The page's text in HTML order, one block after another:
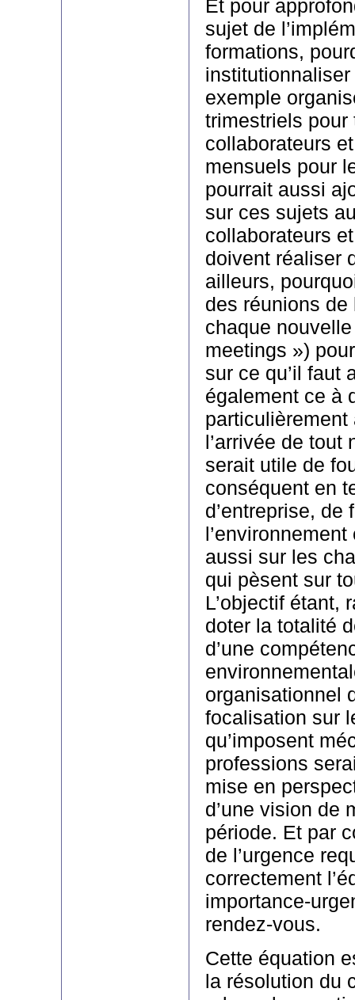
Et pour
sujet de
formations,
exemple
trimestriels pour
collaborateurs
mensuels pour
pourrait aussi
sur ces sujets
collaborateurs
doivent réaliser
ailleurs,
des réunions
chaque
meetings »)
sur ce qu’il faut
également ce à
l’arrivée de tout
serait utile de
conséquent en
d’entreprise, de
aussi sur les
qui pèsent sur
L’objectif étant,
doter la totalité
d’une
organisationnel
focalisation sur
qu’imposent
professions
mise en
d’une vision de
période. Et par
de l’urgence
correctement
importance-
rendez-vous.
Cette équation
la résolution du